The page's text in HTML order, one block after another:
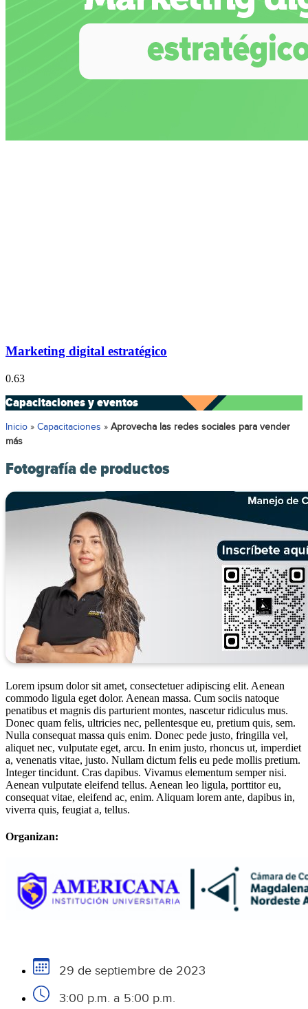
Marketing digital estratégico
Capacitaciones y eventos
Inicio » Capacitaciones » Aprovecha las redes sociales para vender
más
Fotografía de productos
Lorem ipsum dolor sit amet, consectetuer adipiscing elit. Aenean
commodo ligula eget dolor. Aenean massa. Cum sociis natoque
penatibus et magnis dis parturient montes, nascetur ridiculus mus.
Donec quam felis, ultricies nec, pellentesque eu, pretium quis, sem.
Nulla consequat massa quis enim. Donec pede justo, fringilla vel,
aliquet nec, vulputate eget, arcu. In enim justo, rhoncus ut, imperdiet
a, venenatis vitae, justo. Nullam dictum felis eu pede mollis pretium.
Integer tincidunt. Cras dapibus. Vivamus elementum semper nisi.
Aenean vulputate eleifend tellus. Aenean leo ligula, porttitor eu,
consequat vitae, eleifend ac, enim. Aliquam lorem ante, dapibus in,
viverra quis, feugiat a, tellus.
Organizan:
29 de septiembre de 2023
3:00 p.m. a 5:00 p.m.